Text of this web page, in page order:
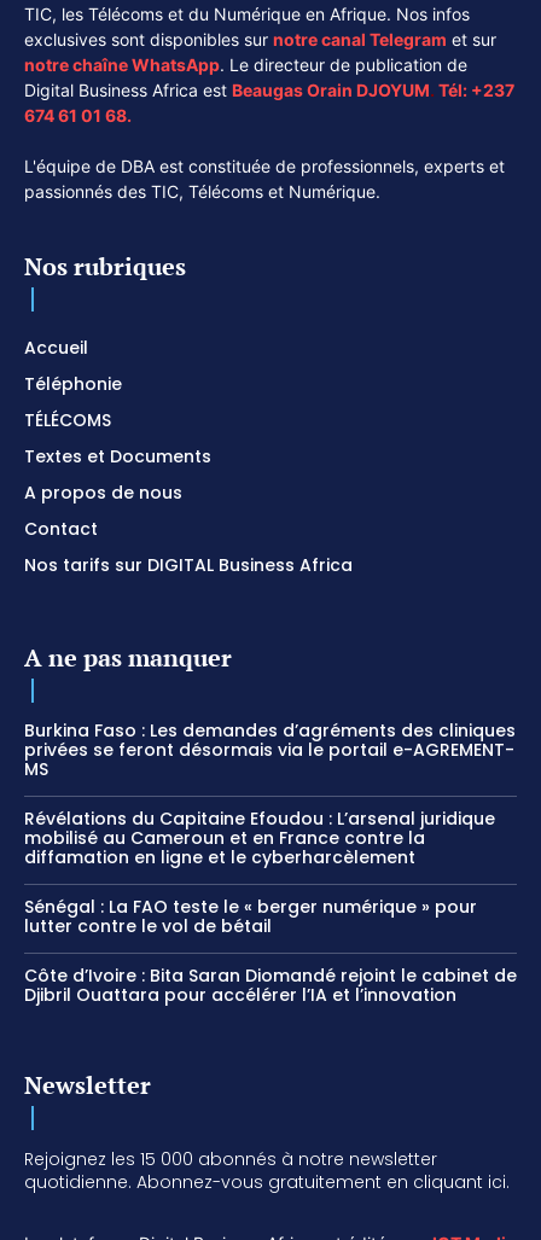
TIC, les Télécoms et du Numérique en Afrique. Nos infos
exclusives sont disponibles sur notre canal Telegram et sur
notre chaîneWhatsApp. Le directeur de publication de
Digital Business Africa est Beaugas Orain DJOYUM. Tél: +237
674 61 01 68.
L'équipe de DBA est constituée de professionnels, experts et
passionnés des TIC, Télécoms et Numérique.
Nos rubriques
Accueil
Téléphonie
TÉLÉCOMS
Textes et Documents
A propos de nous
Contact
Nos tarifs sur DIGITAL Business Africa
A ne pas manquer
Burkina Faso : Les demandes d’agréments des cliniques
privées se feront désormais via le portail e-AGREMENT-
MS
Révélations du Capitaine Efoudou : L’arsenal juridique
mobilisé au Cameroun et en France contre la
diffamation en ligne et le cyberharcèlement
Sénégal : La FAO teste le « berger numérique » pour
lutter contre le vol de bétail
Côte d’Ivoire : Bita Saran Diomandé rejoint le cabinet de
Djibril Ouattara pour accélérer l’IA et l’innovation
Newsletter
Rejoignez les 15 000 abonnés à notre newsletter
quotidienne. Abonnez-vous gratuitement en cliquant ici.